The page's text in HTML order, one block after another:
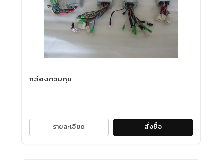
กล่องควบคุม
รายละเอียด สั่งซื้อ